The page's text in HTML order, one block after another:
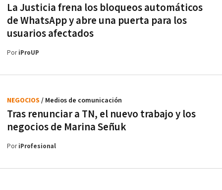
La Justicia frena los bloqueos automáticos
de WhatsApp y abre una puerta para los
usuarios afectados
PoriProUP
Tras renunciar a TN, el nuevo trabajo y los
negocios de Marina Señuk
NEGOCIOS / Medios de comunicación
PoriProfesional